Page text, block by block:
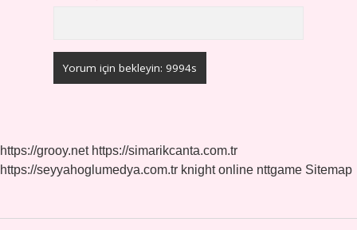
https://grooy.net https://simarikcanta.com.tr
https://seyyahoglumedya.com.tr knight online nttgame Sitemap